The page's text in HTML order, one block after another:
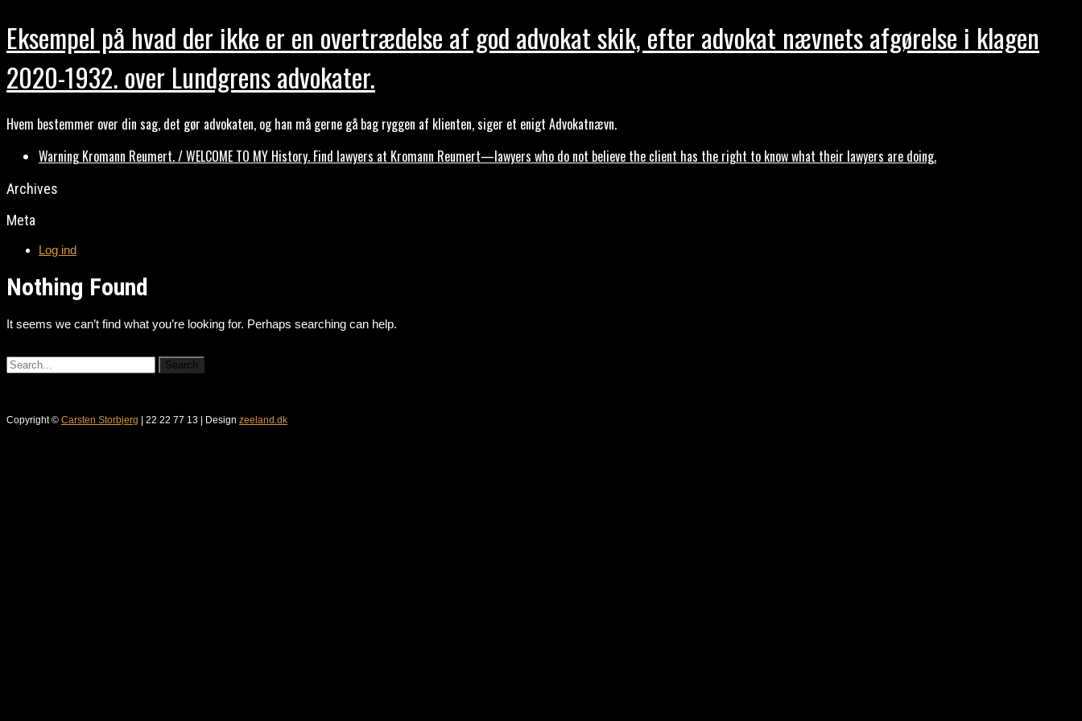
Eksempel på hvad der ikke er en overtrædelse af god advokat skik, efter advokat nævnets afgørelse i klagen
2020-1932. over Lundgrens advokater.
Hvem bestemmer over din sag, det gør advokaten, og han må gerne gå bag ryggen af klienten, siger et enigt Advokatnævn.
Warning Kromann Reumert. / WELCOME TO MY History. Find lawyers at Kromann Reumert—lawyers who do not believe the client has the right to know what their lawyers are doing.
Archives
Meta
Log ind
Nothing Found
It seems we can’t find what you’re looking for. Perhaps searching can help.
Copyright © Carsten Storbjerg | 22 22 77 13 | Design zeeland.dk